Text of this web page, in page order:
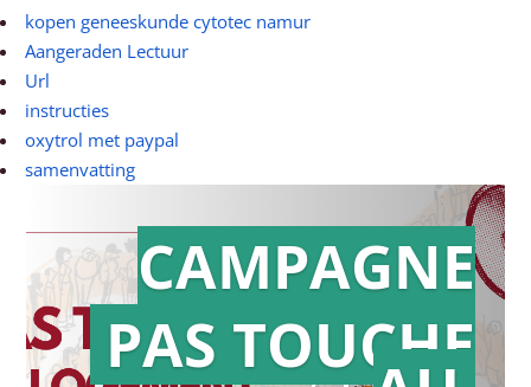
kopen geneeskunde cytotec namur
Aangeraden Lectuur
Url
instructies
oxytrol met paypal
samenvatting
Action en
CAMPAGNE
PAS TOUCHE